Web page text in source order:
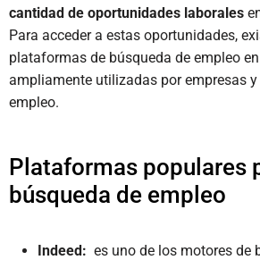
cantidad de oportunidades laborales
Para acceder a estas oportunidades,
plataformas de búsqueda de empleo
ampliamente utilizadas por empresas
empleo.
Plataformas populares
búsqueda de empleo
Indeed: es uno de los motores de